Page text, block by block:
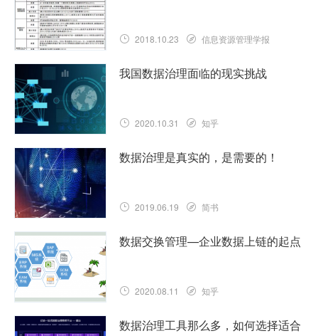
2018.10.23 信息资源管理学报
我国数据治理面临的现实挑战
2020.10.31 知乎
数据治理是真实的，是需要的！
2019.06.19 简书
数据交换管理—企业数据上链的起点
2020.08.11 知乎
数据治理工具那么多，如何选择适合